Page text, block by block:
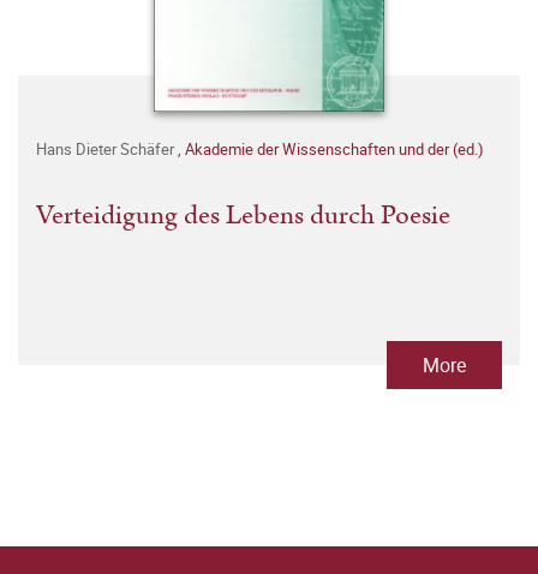
Hans Dieter Schäfer, Akademie der Wissenschaften und der (ed.)
Verteidigung des Lebens durch Poesie
More